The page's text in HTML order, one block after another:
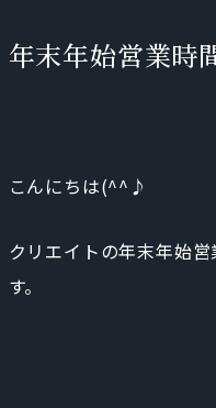
年末年始営業時
こんにちは(^^♪
クリエイトの年末年始
す。